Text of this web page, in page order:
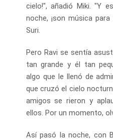
cielo!", añadió Miki. "Y
noche, ¡son música
Suri.
Pero Ravi se sentía
tan grande y él tan
algo que le llenó de
que cruzó el cielo
amigos se rieron y
ellos. Por un momento,
Así pasó la noche, con